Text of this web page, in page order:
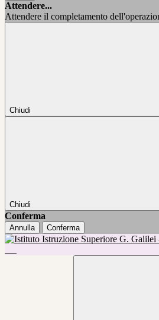
Attendere...
Attendere il completamento
Chiudi
Chiudi
Conferma
Annulla Conferma